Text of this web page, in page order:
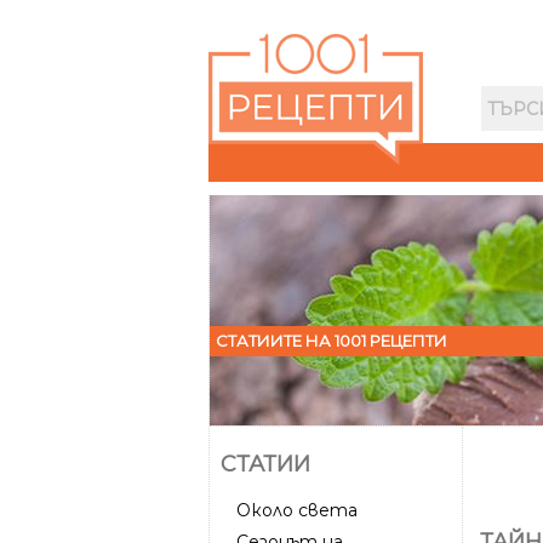
СТАТИИТЕ НА 1001 РЕЦЕПТИ
СТАТИИ
Около света